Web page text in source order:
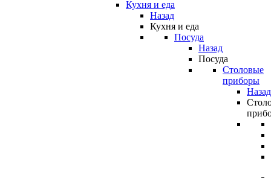
Кухня и еда
Назад
Кухня и еда
Посуда
Назад
Посуда
Столовые
приборы
Назад